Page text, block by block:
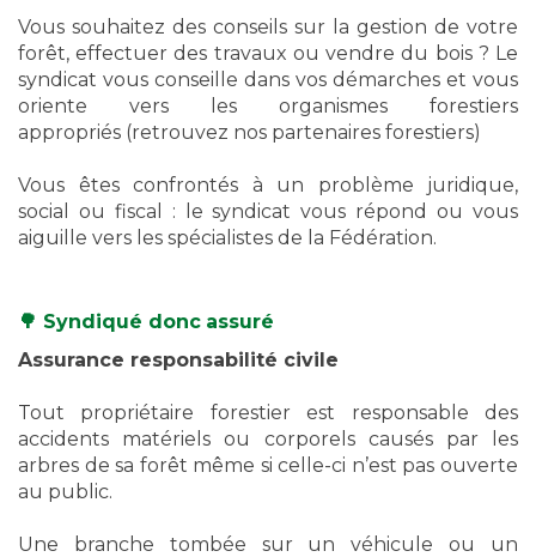
Vous souhaitez des conseils sur la gestion de votre
forêt, effectuer des travaux ou vendre du bois ? Le
syndicat vous conseille dans vos démarches et vous
oriente vers les organismes forestiers
appropriés (retrouvez nos partenaires forestiers)
Vous êtes confrontés à un problème juridique,
social ou fiscal : le syndicat vous répond ou vous
aiguille vers les spécialistes de la Fédération.
🌳 Syndiqué donc assuré
Assurance responsabilité civile
Tout propriétaire forestier est responsable des
accidents matériels ou corporels causés par les
arbres de sa forêt même si celle-ci n’est pas ouverte
au public.
Une branche tombée sur un véhicule ou un